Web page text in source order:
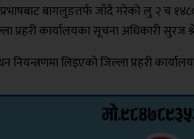
बागलुङतर्फ जाँदै गरेको लु २ च
प्रहरी कार्यालयका सूचना अधिकारी सुरज
लिइएको जिल्ला प्रहरी